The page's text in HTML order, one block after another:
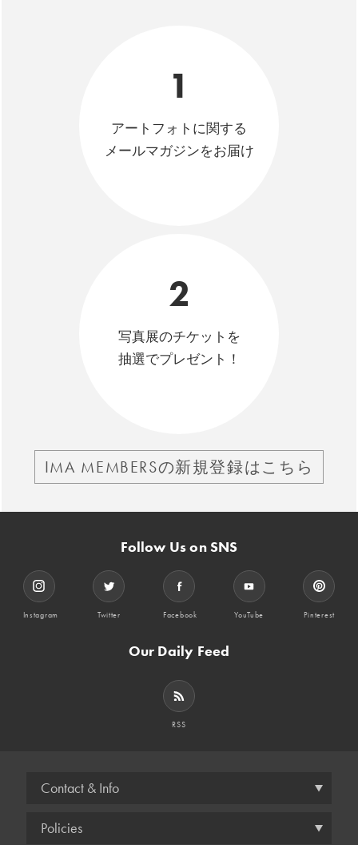
1
アートフォトに関する
メールマガジンをお届け
2
写真展のチケットを
抽選でプレゼント！
IMA MEMBERSの新規登録はこちら
Follow Us on SNS
Instagram Twitter Facebook YouTube Pinterest
Our Daily Feed
RSS
Contact & Info
Policies